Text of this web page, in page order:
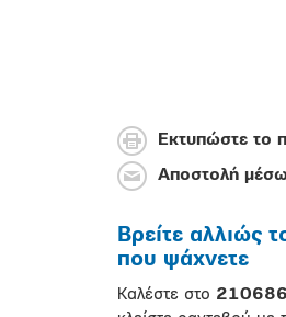
Εκτυπώστε το
Αποστολή
Βρείτε αλλιώς
που ψάχνετε
Καλέστε στο